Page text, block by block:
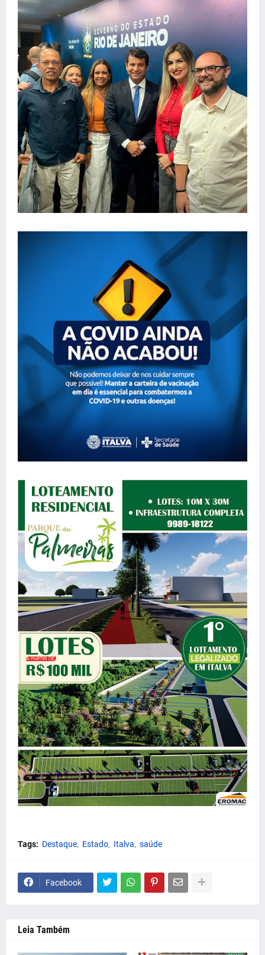
Tags: Destaque Estado Italva saúde
Facebook
Leia Também